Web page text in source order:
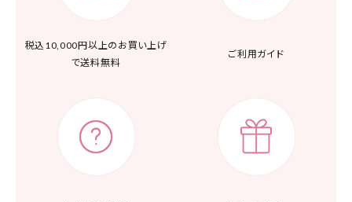
税込10,000円以上の お買い上げ
で送料無料
ご利用ガイド